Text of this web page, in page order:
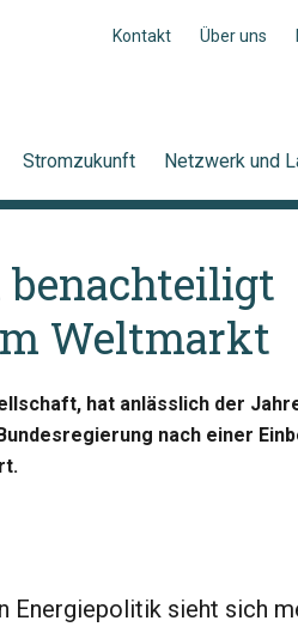
Kontakt Über uns
Stromzukunft Netzwerk und
Weltmarkt
hat anlässlich der
nach einer
Energiepolitik sieht sich